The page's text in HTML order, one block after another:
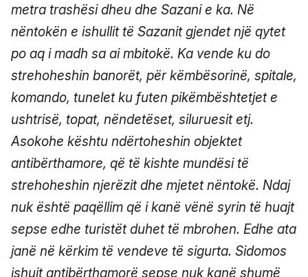
metra trashësi dheu dhe Sazani e ka. Në
nëntokën e ishullit të Sazanit gjendet një qytet
po aq i madh sa ai mbitokë. Ka vende ku do
strehoheshin banorët, për këmbësorinë, spitale,
komando, tunelet ku futen pikëmbështetjet e
ushtrisë, topat, nëndetëset, siluruesit etj.
Asokohe kështu ndërtoheshin objektet
antibërthamore, që të kishte mundësi të
strehoheshin njerëzit dhe mjetet nëntokë. Ndaj
nuk është paqëllim që i kanë vënë syrin të huajt
sepse edhe turistët duhet të mbrohen. Edhe ata
janë në kërkim të vendeve të sigurta. Sidomos
ishujt antibërthamorë sepse nuk kanë shumë